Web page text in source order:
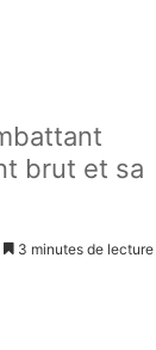
brut et sa
3 minutes de lecture